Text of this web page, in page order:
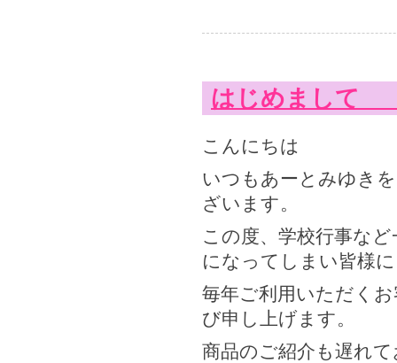
はじめまして
こんにちは
いつもあーとみゆき
ざいます。
この度、学校行事な
になってしまい皆様
毎年ご利用いただく
び申し上げます。
商品のご紹介も遅れ